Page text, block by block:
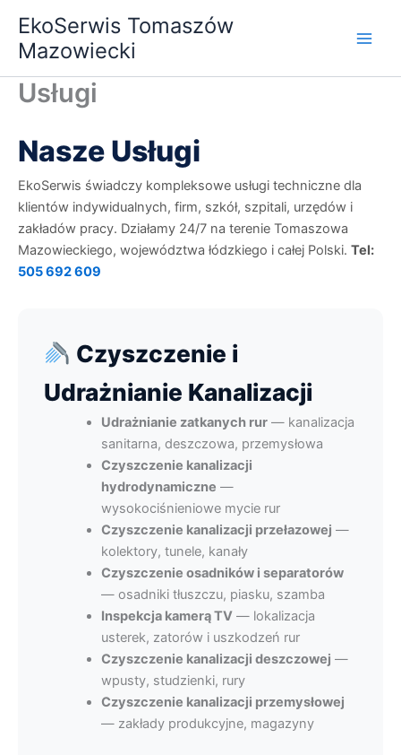
treści
EkoSerwis Tomaszów
Mazowiecki
Usługi
Nasze Usługi
EkoSerwis świadczy kompleksowe usługi techniczne dla
klientów indywidualnych, firm, szkół, szpitali, urzędów i
zakładów pracy. Działamy 24/7 na terenie Tomaszowa
Mazowieckiego, województwa łódzkiego i całej Polski. Tel:
505 692 609
Czyszczenie i
Udrażnianie Kanalizacji
Udrażnianie zatkanych rur— kanalizacja
sanitarna, deszczowa, przemysłowa
Czyszczenie kanalizacji
hydrodynamiczne —
wysokociśnieniowe mycie rur
Czyszczenie kanalizacji przełazowej —
kolektory, tunele, kanały
Czyszczenie osadników i separatorów
— osadniki tłuszczu, piasku, szamba
Inspekcja kamerą TV— lokalizacja
usterek, zatorów i uszkodzeń rur
Czyszczenie kanalizacji deszczowej —
wpusty, studzienki, rury
Czyszczenie kanalizacji przemysłowej
— zakłady produkcyjne, magazyny